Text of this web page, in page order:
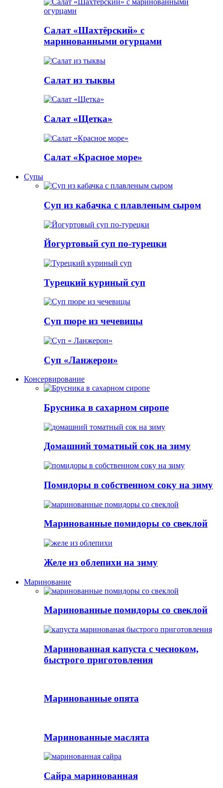
Салат «Шахтёрский» с
маринованными огурцами
Салат из тыквы
Салат «Щетка»
Салат «Красное море»
Супы
Суп из кабачка с плавленым сыром
Йогуртовый суп по-турецки
Турецкий куриный суп
Суп пюре из чечевицы
Суп «Ланжерон»
Консервирование
Брусника в сахарном сиропе
Домашний томатный сок на зиму
Помидоры в собственном соку на зиму
Маринованные помидоры со свеклой
Желе из облепихи на зиму
Маринование
Маринованные помидоры со свеклой
Маринованная капуста с чесноком,
быстрого приготовления
Маринованные опята
Маринованные маслята
Сайра маринованная